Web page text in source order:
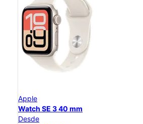
Apple
Watch SE 3 40 mm
Desde